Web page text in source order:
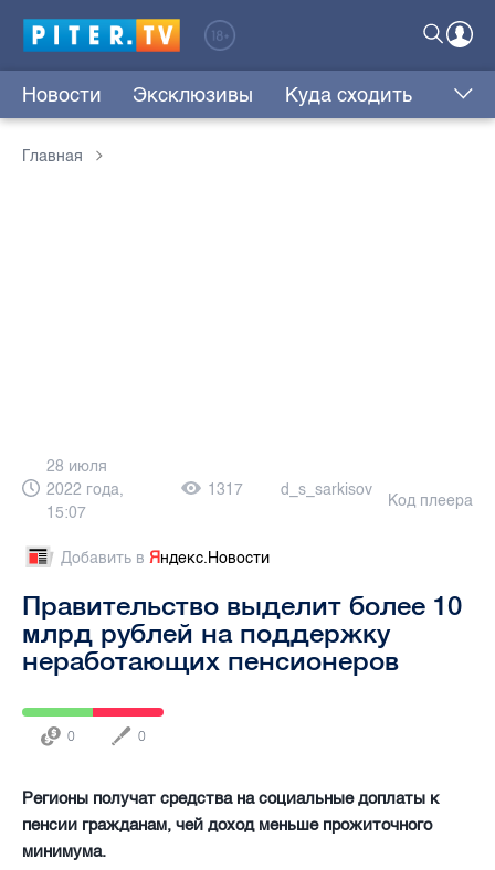
Новости Эксклюзивы Куда сходить
Главная
28 июля
2022 года,
15:07
1317 d_s_sarkisov
Код плеера
Добавить в Яндекс.Новости
Правительство выделит более 10
млрд рублей на поддержку
неработающих пенсионеров
0 0
Регионы получат средства на социальные доплаты к
пенсии гражданам, чей доход меньше прожиточного
минимума.